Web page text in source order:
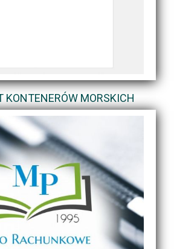
KONTENERÓW MORSKICH